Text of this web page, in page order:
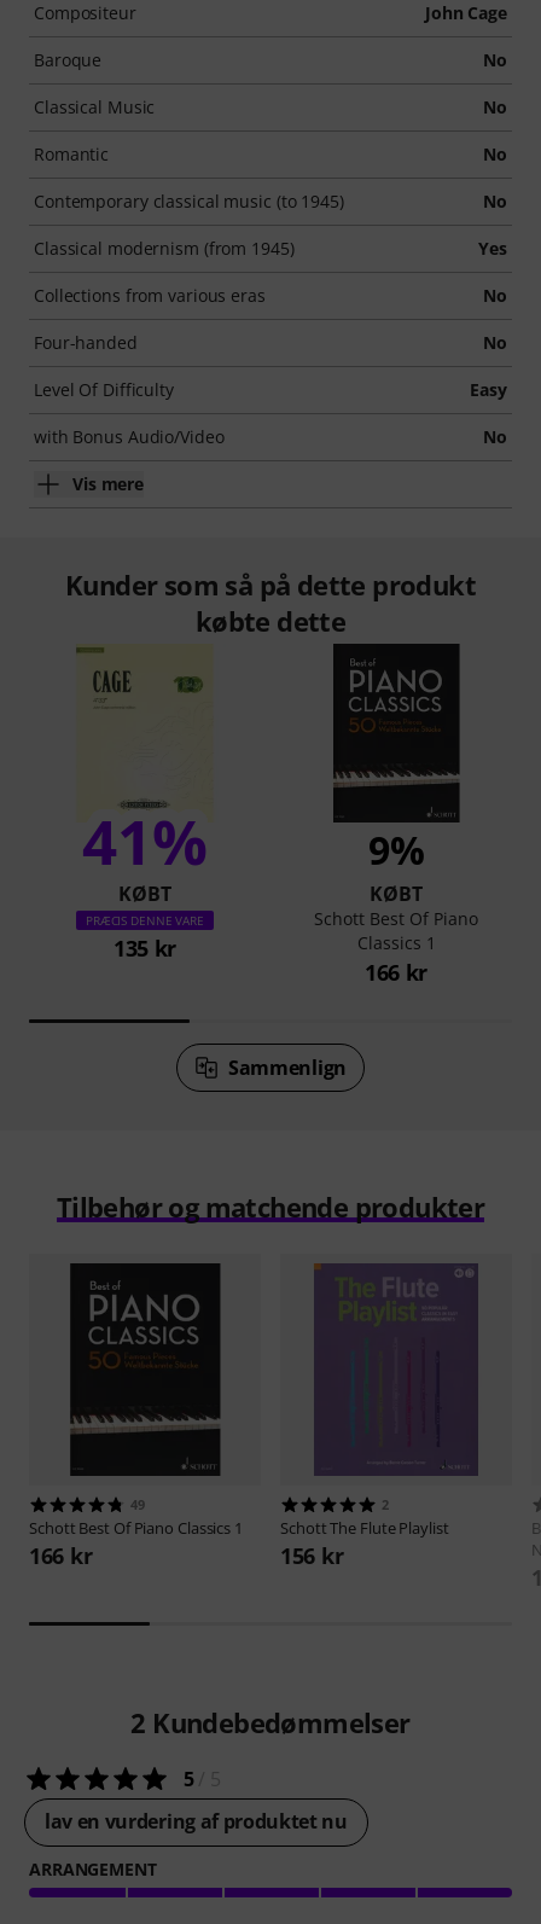
Compositeur John Cage
Baroque No
Classical Music No
Romantic No
Contemporary classical music (to 1945) No
Classical modernism (from 1945) Yes
Collections from various eras No
Four-handed No
Level Of Difficulty Easy
with Bonus Audio/Video No
Vis mere
Kunder som så på dette produkt
købte dette
41%
KØBT
PRÆCIS DENNE VARE
135 kr
9%
KØBT
Schott Best Of Piano
Classics 1
166 kr
Sammenlign
Tilbehør og matchende produkter
49
Schott Best Of Piano Classics 1
166 kr
2
SchottThe Flute Playlist
156 kr
2 Kundebedømmelser
5/ 5
lav en vurdering af produktet nu
ARRANGEMENT